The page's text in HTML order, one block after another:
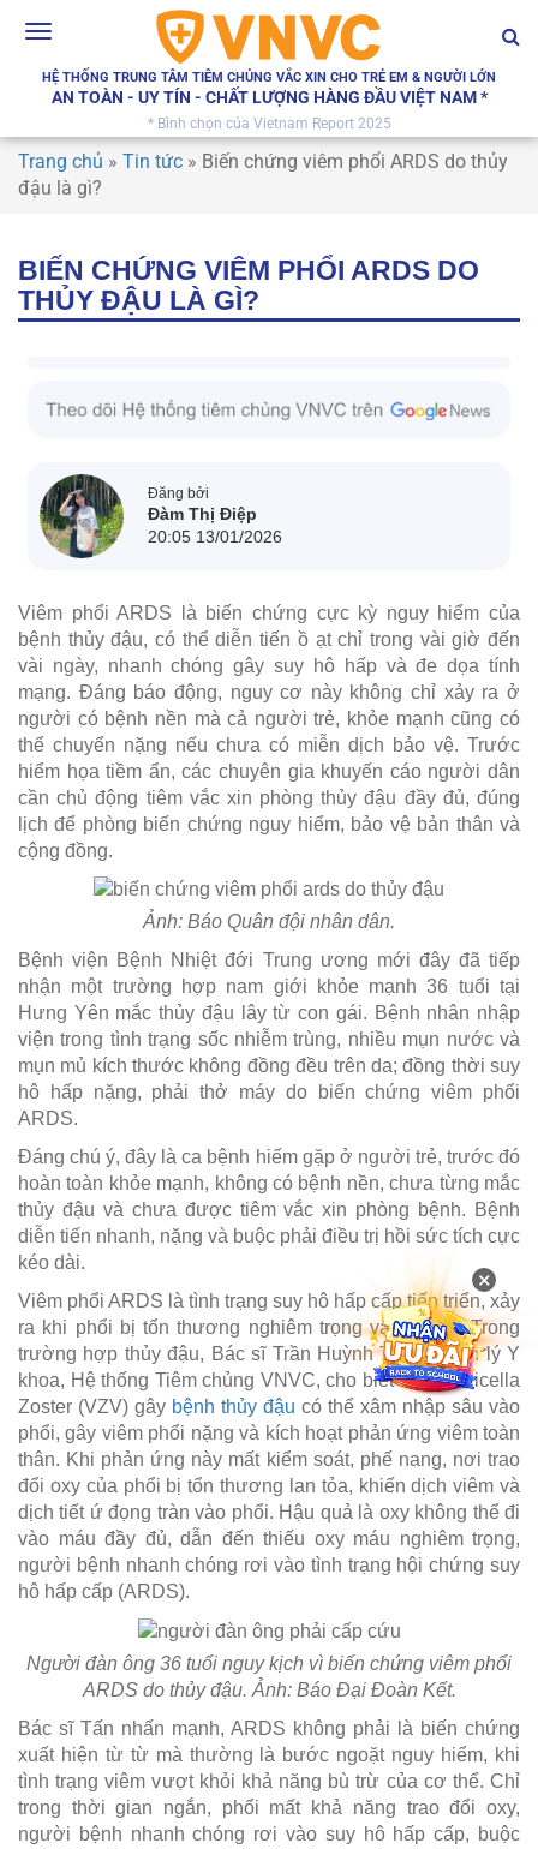
Toggle
HỆ THỐNG TRUNG TÂM TIÊM CHỦNG VẮC XIN CHO TRẺ EM & NGƯỜI LỚN
AN TOÀN - UY TÍN - CHẤT LƯỢNG HÀNG ĐẦU VIỆT NAM *
* Bình chọn của Vietnam Report 2025
Trang chủ » Tin tức » Biến chứng viêm phổi ARDS do thủy
đậu là gì?
BIẾN CHỨNG VIÊM PHỔI ARDS DO
THỦY ĐẬU LÀ GÌ?
Đăng bởi
Đàm Thị Điệp
20:05 13/01/2026
Viêm phổi ARDS là biến chứng cực kỳ nguy hiểm của
bệnh thủy đậu, có thể diễn tiến ồ ạt chỉ trong vài giờ đến
vài ngày, nhanh chóng gây suy hô hấp và đe dọa tính
mạng. Đáng báo động, nguy cơ này không chỉ xảy ra ở
người có bệnh nền mà cả người trẻ, khỏe mạnh cũng có
thể chuyển nặng nếu chưa có miễn dịch bảo vệ. Trước
hiểm họa tiềm ẩn, các chuyên gia khuyến cáo người dân
cần chủ động tiêm vắc xin phòng thủy đậu đầy đủ, đúng
lịch để phòng biến chứng nguy hiểm, bảo vệ bản thân và
cộng đồng.
Ảnh: Báo Quân đội nhân dân.
Bệnh viện Bệnh Nhiệt đới Trung ương mới đây đã tiếp
nhận một trường hợp nam giới khỏe mạnh 36 tuổi tại
Hưng Yên mắc thủy đậu lây từ con gái. Bệnh nhân nhập
viện trong tình trạng sốc nhiễm trùng, nhiều mụn nước và
mụn mủ kích thước không đồng đều trên da; đồng thời suy
hô hấp nặng, phải thở máy do biến chứng viêm phổi
ARDS.
Đáng chú ý, đây là ca bệnh hiếm gặp ở người trẻ, trước đó
hoàn toàn khỏe mạnh, không có bệnh nền, chưa từng mắc
thủy đậu và chưa được tiêm vắc xin phòng bệnh. Bệnh
diễn tiến nhanh, nặng và buộc phải điều trị hồi sức tích cực
kéo dài.
Viêm phổi ARDS là tình trạng suy hô hấp cấp tiến triển, xảy
ra khi phổi bị tổn thương nghiêm trọng và lan tỏa. Trong
trường hợp thủy đậu, Bác sĩ Trần Huỳnh Tấn - Quản lý Y
khoa, Hệ thống Tiêm chủng VNVC, cho biết virus Varicella
Zoster (VZV) gây bệnh thủy đậu có thể xâm nhập sâu vào
phổi, gây viêm phổi nặng và kích hoạt phản ứng viêm toàn
thân. Khi phản ứng này mất kiểm soát, phế nang, nơi trao
đổi oxy của phổi bị tổn thương lan tỏa, khiến dịch viêm và
dịch tiết ứ đọng tràn vào phổi. Hậu quả là oxy không thể đi
vào máu đầy đủ, dẫn đến thiếu oxy máu nghiêm trọng,
người bệnh nhanh chóng rơi vào tình trạng hội chứng suy
hô hấp cấp (ARDS).
Người đàn ông 36 tuổi nguy kịch vì biến chứng viêm phổi
ARDS do thủy đậu. Ảnh: Báo Đại Đoàn Kết.
Bác sĩ Tấn nhấn mạnh, ARDS không phải là biến chứng
xuất hiện từ từ mà thường là bước ngoặt nguy hiểm, khi
tình trạng viêm vượt khỏi khả năng bù trừ của cơ thể. Chỉ
trong thời gian ngắn, phổi mất khả năng trao đổi oxy,
người bệnh nhanh chóng rơi vào suy hô hấp cấp, buộc
×